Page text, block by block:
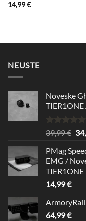
14,99€
NEUSTE
Noveske
TIER1ONE
Bewertet
mit
von 5
39,99€
PMag
EMG /
TIER1ONE
14,99€
64,99€